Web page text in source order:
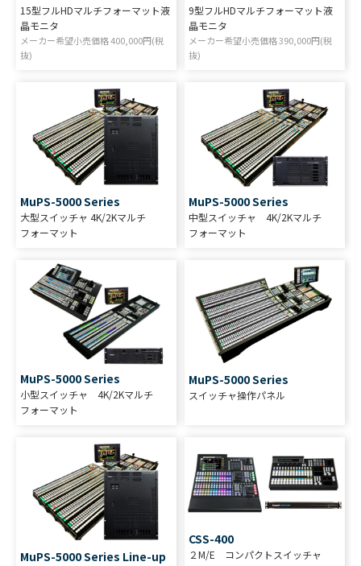
15型フルHDマルチフォーマット液
晶モニタ
メーカー希望小売価格400,000円(税
抜)
9型フルHDマルチフォーマット液
晶モニタ
メーカー希望小売価格390,000円(税
抜)
MuPS-5000 Series
大型スイッチャ 4K/2Kマルチ
フォーマット
MuPS-5000 Series
中型スイッチャ 4K/2Kマルチ
フォーマット
MuPS-5000 Series
小型スイッチャ 4K/2Kマルチ
フォーマット
MuPS-5000 Series
スイッチャ操作パネル
MuPS-5000 Series Line-up
CSS-400
２M/E コンパクトスイッチャ